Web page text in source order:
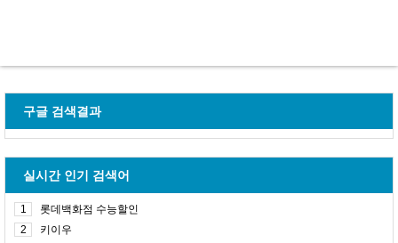
구글 검색결과
실시간 인기 검색어
1
롯데백화점 수능할인
2
키이우